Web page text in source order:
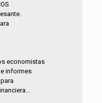
economistas
informes